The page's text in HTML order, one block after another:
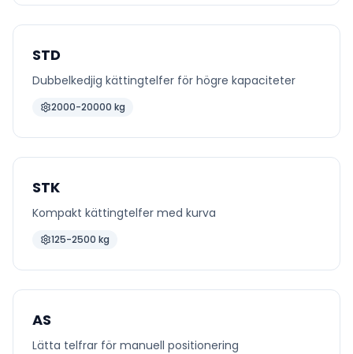
STD
Dubbelkedjig kättingtelfer för högre kapaciteter
2000-20000 kg
STK
Kompakt kättingtelfer med kurva
125-2500 kg
AS
Lätta telfrar för manuell positionering